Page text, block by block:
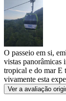
O passeio em si,
vistas panorâmicas
tropical e do mar E
vivamente esta
Ver a avaliação